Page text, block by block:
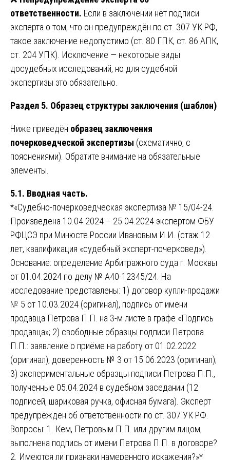
ответственности. Если в заключении нет подписи
эксперта о том, что он предупреждён по ст. 307 УК РФ,
такое заключение недопустимо (ст. 80 ГПК, ст. 86 АПК,
ст. 204 УПК). Исключение — некоторые виды
досудебных исследований, но для судебной
экспертизы это обязательно.
Раздел 5. Образец структуры заключения (шаблон)
Ниже приведён образец заключения
почерковедческой экспертизы (схематично, с
пояснениями). Обратите внимание на обязательные
элементы.
5.1. Вводная часть.
*«Судебно-почерковедческая экспертиза № 15/04-24.
Произведена 10.04.2024 – 25.04.2024 экспертом ФБУ
РФЦСЭ при Минюсте России Ивановым И.И. (стаж 12
лет, квалификация «судебный эксперт-почерковед»).
Основание: определение Арбитражного суда г. Москвы
от 01.04.2024 по делу № А40-12345/24. На
исследование представлены: 1) договор купли-продажи
№ 5 от 10.03.2024 (оригинал), подпись от имени
продавца Петрова П.П. на 3-м листе в графе «Подпись
продавца»; 2) свободные образцы подписи Петрова
П.П.: заявление о приёме на работу от 01.02.2022
(оригинал), доверенность № 3 от 15.06.2023 (оригинал);
3) экспериментальные образцы подписи Петрова П.П.,
полученные 05.04.2024 в судебном заседании (12
подписей, шариковая ручка, офисная бумага). Эксперт
предупреждён об ответственности по ст. 307 УК РФ.
Вопросы: 1. Кем, Петровым П.П. или другим лицом,
выполнена подпись от имени Петрова П.П. в договоре?
2. Имеются ли признаки намеренного искажения?»*